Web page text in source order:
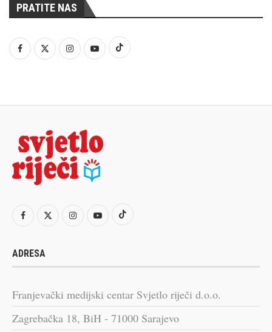
PRATITE NAS
ADRESA
Franjevački medijski centar Svjetlo riječi d.o.o.
Zagrebačka 18, BiH - 71000 Sarajevo